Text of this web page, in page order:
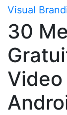
Skip
content
Visual
30